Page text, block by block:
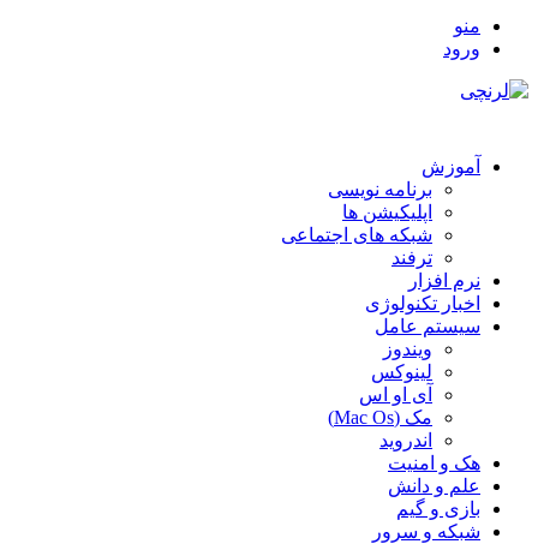
منو
ورود
آموزش
برنامه نویسی
اپلیکیشن ها
شبکه های اجتماعی
ترفند
نرم افزار
اخبار تکنولوژی
سیستم عامل
ویندوز
لینوکس
آی او اس
مک (Mac Os)
اندروید
هک و امنیت
علم و دانش
بازی و گیم
شبکه و سرور